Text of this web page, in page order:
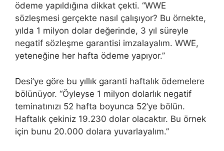
ödeme yapıldığına dikkat çekti. “WWE
sözleşmesi gerçekte nasıl çalışıyor? Bu örnekte,
yılda 1 milyon dolar değerinde, 3 yıl süreyle
negatif sözleşme garantisi imzalayalım. WWE,
yeteneğine her hafta ödeme yapıyor.”
Desi’ye göre bu yıllık garanti haftalık ödemelere
bölünüyor. “Öyleyse 1 milyon dolarlık negatif
teminatınızı 52 hafta boyunca 52’ye bölün.
Haftalık çekiniz 19.230 dolar olacaktır. Bu örnek
için bunu 20.000 dolara yuvarlayalım.”